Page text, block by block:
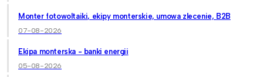
Monter fotowoltaiki, ekipy monterskie, umowa zlecenie, B2B
07-08-2026
Ekipa monterska - banki energii
05-08-2026